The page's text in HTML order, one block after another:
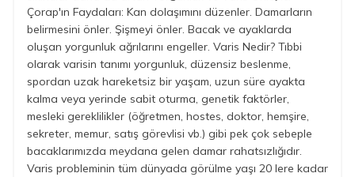
Çorap'ın Faydaları: Kan dolaşımını düzenler. Damarların
belirmesini önler. Şişmeyi önler. Bacak ve ayaklarda
oluşan yorgunluk ağrılarını engeller. Varis Nedir? Tıbbi
olarak varisin tanımı yorgunluk, düzensiz beslenme,
spordan uzak hareketsiz bir yaşam, uzun süre ayakta
kalma veya yerinde sabit oturma, genetik faktörler,
mesleki gereklilikler (öğretmen, hostes, doktor, hemşire,
sekreter, memur, satış görevlisi vb.) gibi pek çok sebeple
bacaklarımızda meydana gelen damar rahatsızlığıdır.
Varis probleminin tüm dünyada görülme yaşı 20 lere kadar